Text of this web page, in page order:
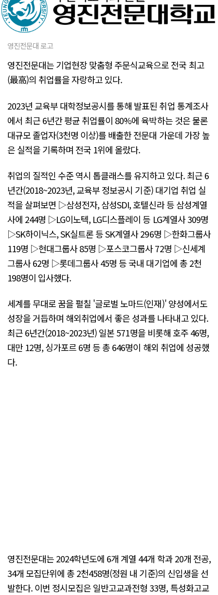
영진전문대 로고
영진전문대는 기업현장 맞춤형 주문식교육으로 전국 최고
(最高)의 취업률을 자랑하고 있다.
2023년 교육부 대학정보공시를 통해 발표된 취업 통계조사
에서 최근 6년간 평균 취업률이 80%에 육박하는 것은 물론
대규모 졸업자(3천명 이상)를 배출한 전문대 가운데 가장 높
은 실적을 기록하며 전국 1위에 올랐다.
취업의 질적인 수준 역시 톱클래스를 유지하고 있다. 최근 6
년간(2018~2023년, 교육부 정보공시 기준) 대기업 취업 실
적을 살펴보면 ▷삼성전자, 삼성SDI, 호텔신라 등 삼성계열
사에 244명 ▷LG이노텍, LG디스플레이 등 LG계열사 309명
▷SK하이닉스, SK실트론 등 SK계열사 296명 ▷한화그룹사
119명 ▷현대그룹사 85명 ▷포스코그룹사 72명 ▷신세계
그룹사 62명 ▷롯데그룹사 45명 등 국내 대기업에 총 2천
198명이 입사했다.
세계를 무대로 꿈을 펼칠 '글로벌 노마드(인재)' 양성에서도
성장을 거듭하며 해외취업에서 좋은 성과를 나타내고 있다.
최근 6년간(2018~2023년) 일본 571명을 비롯해 호주 46명,
대만 12명, 싱가포르 6명 등 총 646명이 해외 취업에 성공했
다.
영진전문대는 2024학년도에 6개 계열 44개 학과 20개 전공,
34개 모집단위에 총 2천458명(정원 내 기준)의 신입생을 선
발한다. 이번 정시모집은 일반고교과전형 33명, 특성화고교